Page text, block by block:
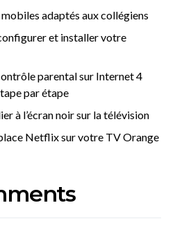
adaptés aux collégiens
et installer votre
parental sur Internet 4
par étape
à l’écran noir sur la télévision
Netflix sur votre TV Orange